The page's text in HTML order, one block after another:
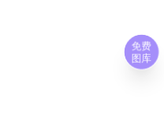
免费
图库